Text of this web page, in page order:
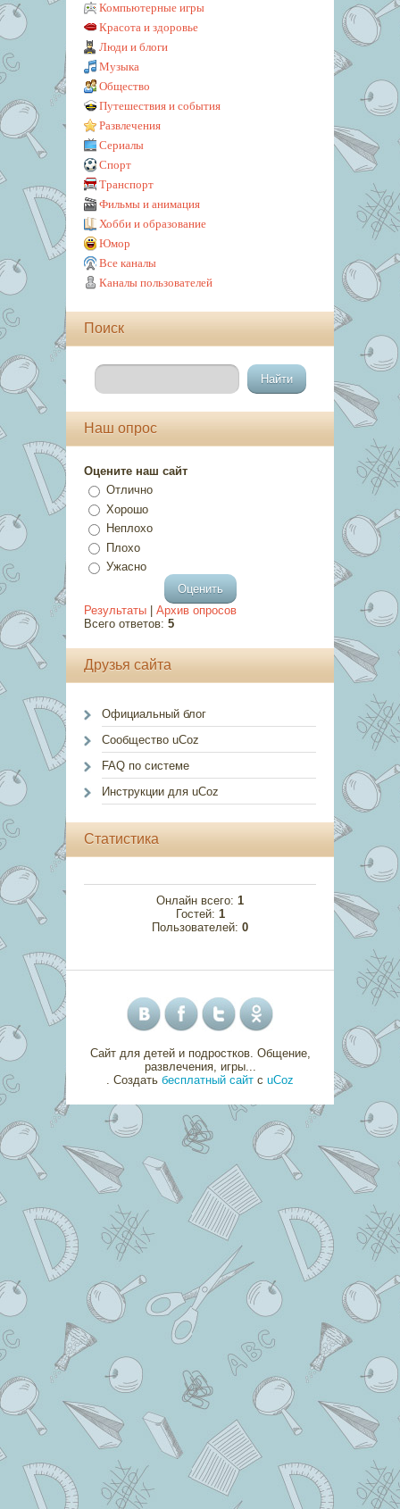
Компьютерные игры
Красота и здоровье
Люди и блоги
Музыка
Общество
Путешествия и события
Развлечения
Сериалы
Спорт
Транспорт
Фильмы и анимация
Хобби и образование
Юмор
Все каналы
Каналы пользователей
Поиск
Наш опрос
Оцените наш сайт
Отлично
Хорошо
Неплохо
Плохо
Ужасно
Результаты
Архив опросов
Всего ответов: 5
Друзья сайта
Официальный блог
Сообщество uCoz
FAQ по системе
Инструкции для uCoz
Статистика
Онлайн всего: 1
Гостей: 1
Пользователей: 0
Сайт для детей и подростков. Общение,
развлечения, игры...
Создать бесплатный сайт с uCoz